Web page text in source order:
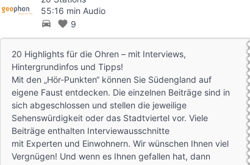
55:16 min Audio
directions_car favorite 9
20 Highlights für die Ohren – mit Interviews,
Hintergrundinfos und Tipps!
Mit den „Hör-Punkten“ können Sie Südengland auf
eigene Faust entdecken. Die einzelnen Beiträge sind in
sich abgeschlossen und stellen die jeweilige
Sehenswürdigkeit oder das Stadtviertel vor. Viele
Beiträge enthalten Interviewausschnitte
mit Experten und Einwohnern. Wir wünschen Ihnen viel
Vergnügen! Und wenn es Ihnen gefallen hat, dann